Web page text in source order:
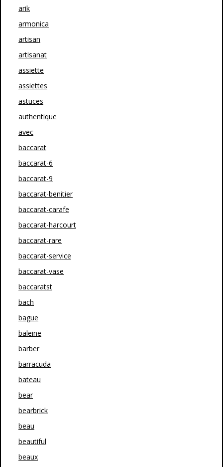
arik
armonica
artisan
artisanat
assiette
assiettes
astuces
authentique
avec
baccarat
baccarat-6
baccarat-9
baccarat-benitier
baccarat-carafe
baccarat-harcourt
baccarat-rare
baccarat-service
baccarat-vase
baccaratst
bach
bague
baleine
barber
barracuda
bateau
bear
bearbrick
beau
beautiful
beaux